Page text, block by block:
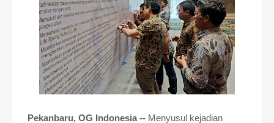
Pekanbaru, OG Indonesia -- Menyusul kejadian